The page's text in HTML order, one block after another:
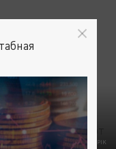
ФОТО: FREEPIK